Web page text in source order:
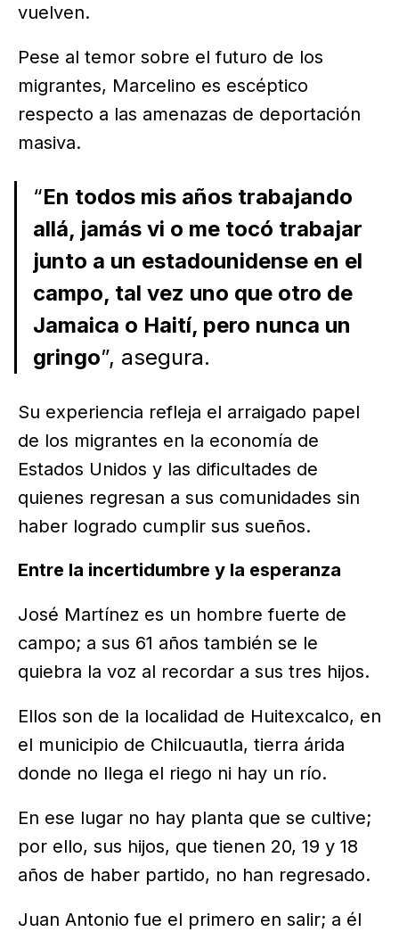
vuelven.
Pese al temor sobre el futuro de los
migrantes, Marcelino es escéptico
respecto a las amenazas de deportación
masiva.
“En todos mis años trabajando
allá, jamás vi o me tocó trabajar
junto a un estadounidense en el
campo, tal vez uno que otro de
Jamaica o Haití, pero nunca un
gringo”, asegura.
Su experiencia refleja el arraigado papel
de los migrantes en la economía de
Estados Unidos y las dificultades de
quienes regresan a sus comunidades sin
haber logrado cumplir sus sueños.
Entre la incertidumbre y la esperanza
José Martínez es un hombre fuerte de
campo; a sus 61 años también se le
quiebra la voz al recordar a sus tres hijos.
Ellos son de la localidad de Huitexcalco, en
el municipio de Chilcuautla, tierra árida
donde no llega el riego ni hay un río.
En ese lugar no hay planta que se cultive;
por ello, sus hijos, que tienen 20, 19 y 18
años de haber partido, no han regresado.
Juan Antonio fue el primero en salir; a él